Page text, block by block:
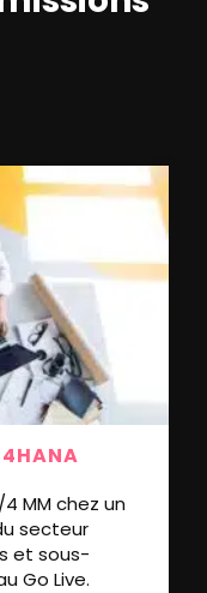
MM chez un
secteur
et sous-
Go Live.